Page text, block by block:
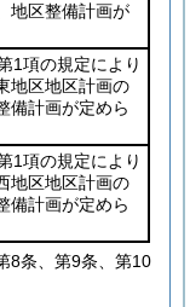
地区整備計画が
1項の規定により
地区地区計画の
備計画が定めら
1項の規定により
地区地区計画の
備計画が定めら
8条、第9条、第10